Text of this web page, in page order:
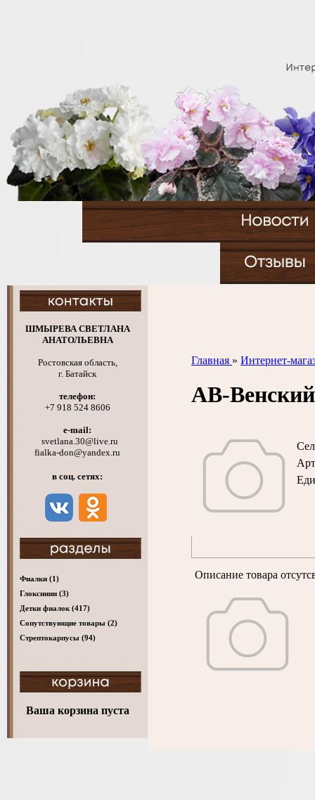
ШМЫРЕВА СВЕТЛАНА
АНАТОЛЬЕВНА
Ростовская область,
г. Батайск
телефон:
+7 918 524 8606
e-mail:
svetlana.30@live.ru
fialka-don@yandex.ru
в соц. сетях:
Фиалки (1)
Глоксинии (3)
Детки фиалок (417)
Cопутствующие товары (2)
Стрептокарпусы (94)
Ваша корзина пуста
Главная » Интернет-
АВ-
Описание товара